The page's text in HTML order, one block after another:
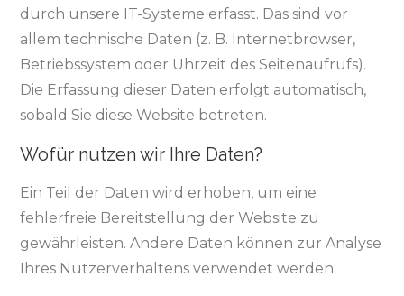
durch unsere IT-Systeme erfasst. Das sind vor
allem technische Daten (z. B. Internetbrowser,
Betriebssystem oder Uhrzeit des Seitenaufrufs).
Die Erfassung dieser Daten erfolgt automatisch,
sobald Sie diese Website betreten.
Wofür nutzen wir Ihre Daten?
Ein Teil der Daten wird erhoben, um eine
fehlerfreie Bereitstellung der Website zu
gewährleisten. Andere Daten können zur Analyse
Ihres Nutzerverhaltens verwendet werden.